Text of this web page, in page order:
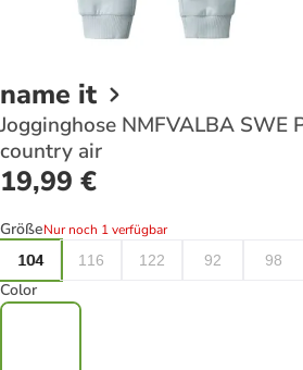
name it
Jogginghose NMFVALBA SWE
country air
19,99 €
GrößeNur noch 1 verfügbar
104
116 122 92 98
Color